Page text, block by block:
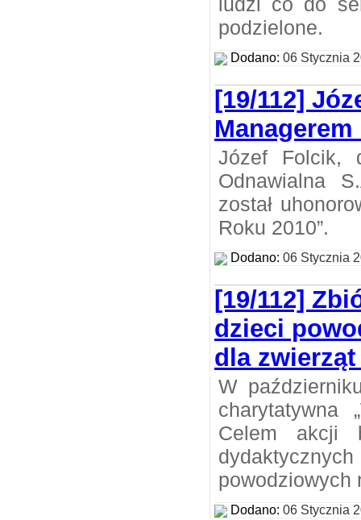
podzielone.
Dodano: 06 Stycznia
[19/112]
Józef Folcik,
Odnawialna
został
Roku 2010”.
Dodano: 06 Stycznia
[19/112]
dzieci
dla
W
charytatywna
Celem akcji
powodziowych
Dodano: 06 Stycznia